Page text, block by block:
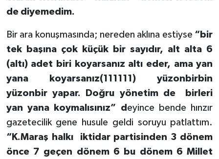
de diyemedim.
Bir ara konuşmasında; nereden aklına estiyse “bir
tek başına çok küçük bir sayıdır, alt alta 6
(altı) adet biri koyarsanız altı eder, ama yan
yana koyarsanız(111111) yüzonbirbin
yüzonbir yapar. Doğru yönetim de
birleri
yan yana koymalısınız” d eyince bende hınzır
gazetecilik gene husule geldi soruyu patlattım.
“K.Maraş halkı
iktidar partisinden 3 dönem
önce 7 geçen dönem 6 bu dönem 6 Millet